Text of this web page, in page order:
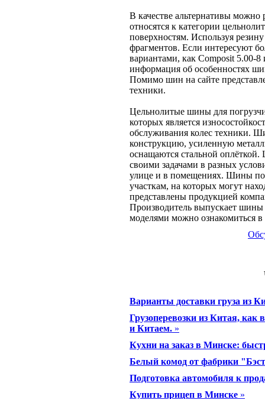
В качестве альтернативы можно
относятся к категории
поверхностям. Используя
фрагментов. Если интересуют
вариантами, как Composit 5.00-8
информация об особенностях
Помимо шин на сайте
техники.
Цельнолитые шины для
которых является
обслуживания колес техники.
конструкцию, усиленную
оснащаются стальной оплёткой.
своими задачами в разных
улице и в помещениях. Шины
участкам, на которых могут
представлены продукцией
Производитель выпускает
моделями можно ознакомиться
Варианты доставки груза из
Грузоперевозки из Китая, как
и Китаем. »
Кухни на заказ в Минске:
Белый комод от фабрики
Подготовка автомобиля к
Купить прицеп в Минске »